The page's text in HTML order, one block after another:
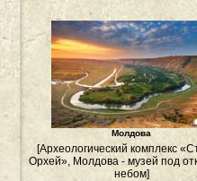
Молдова
[Археологический комплекс
Орхей», Молдова - музей под
небом]